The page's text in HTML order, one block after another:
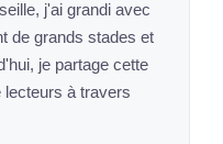
j'ai grandi avec
de grands stades et
je partage cette
à travers